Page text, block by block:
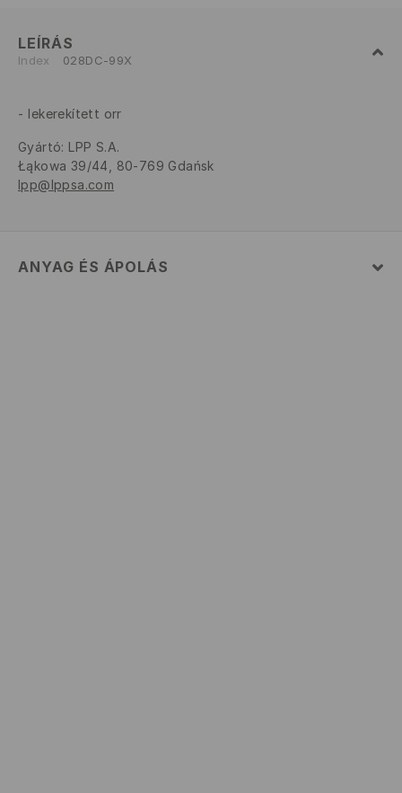
LEÍRÁS
Index 028DC-99X
lekerekített orr
Gyártó: LPP S.A.
Łąkowa 39/44, 80-769 Gdańsk
lpp@lppsa.com
ANYAG ÉS ÁPOLÁS